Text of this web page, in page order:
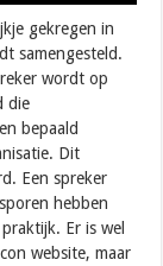
gekregen in
samengesteld.
wordt op
die
bepaald
Dit
Een spreker
hebben
Er is wel
website, maar